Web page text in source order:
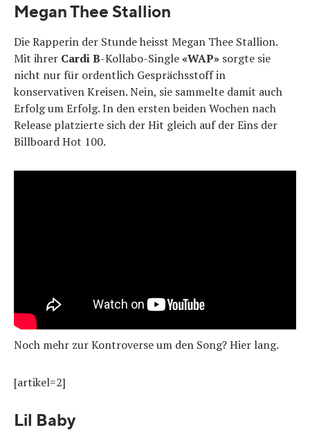
Megan Thee Stallion
Die Rapperin der Stunde heisst Megan Thee Stallion.
Mit ihrer Cardi B-Kollabo-Single«WAP» sorgte sie
nicht nur für ordentlich Gesprächsstoff in
konservativen Kreisen. Nein, sie sammelte damit auch
Erfolg um Erfolg. In den ersten beiden Wochen nach
Release platzierte sich der Hit gleich auf der Eins der
Billboard Hot 100.
Noch mehr zur Kontroverse um den Song? Hier lang.
[artikel=2]
Lil Baby